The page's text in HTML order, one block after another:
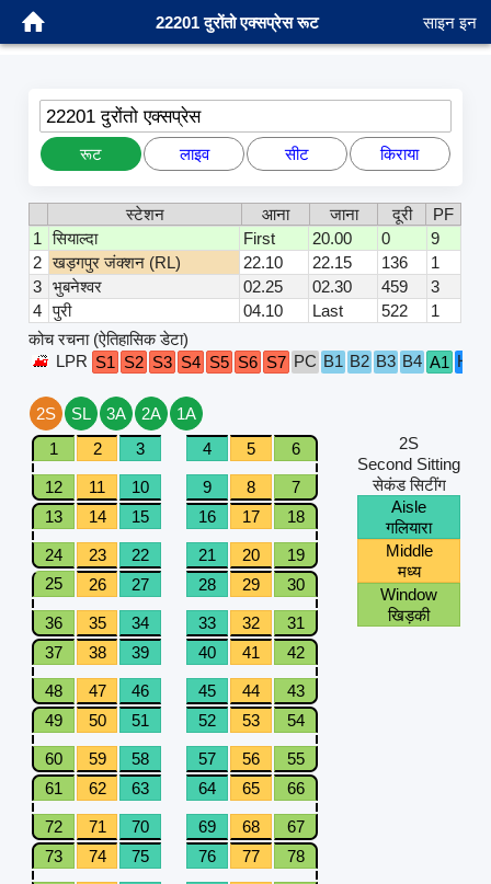
22201 दुरोंतो एक्सप्रेस रूट साइन इन
22201 दुरोंतो एक्सप्रेस
रूट लाइव सीट किराया
स्टेशन आना जाना दूरी
PF
1
सियाल्दा First 20.00 0
9
2 खड़गपुर जंक्शन (RL) 22.10 22.15 136
1
3 भुबनेश्वर 02.25 02.30 459
3
4 पुरी 04.10 Last 522
1
कोच रचना (ऐतिहासिक डेटा)
LPR S1 S2 S3 S4 S5 S6 S7 PC B1 B2 B3 B4 A1 H1
2S SL 3A 2A
1A
1
2 3 4 5 6
12 11 10 9 8
7
13
14 15 16 17 18
24 23 22 21 20
19
25
26 27 28 29 30
36 35 34 33 32
31
37
38 39 40 41 42
48 47 46 45 44
43
49
50 51 52 53 54
60 59 58 57 56
55
61
62 63 64 65 66
72 71 70 69 68
67
73
74 75 76 77 78
2S
Second Sitting
सेकंड सिटींग
Aisle
गलियारा
Middle
मध्य
Window
खिड़की